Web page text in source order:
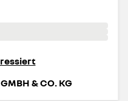
& CO. KG